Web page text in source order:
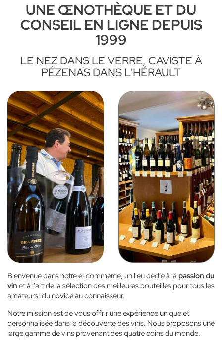
UNE ŒNOTHÈQUE ET DU
CONSEIL EN LIGNE DEPUIS
1999
LE NEZ DANS LE VERRE, CAVISTE À
PÉZENAS DANS L'HÉRAULT
Bienvenue dans notre e-commerce, un lieu dédié à la passion du
vin et à l'art de la sélection des meilleures bouteilles pour tous les
amateurs, du novice au connaisseur.
Notre mission est de vous offrir une expérience unique et
personnalisée dans la découverte des vins. Nous proposons une
large gamme de vins provenant des quatre coins du monde.